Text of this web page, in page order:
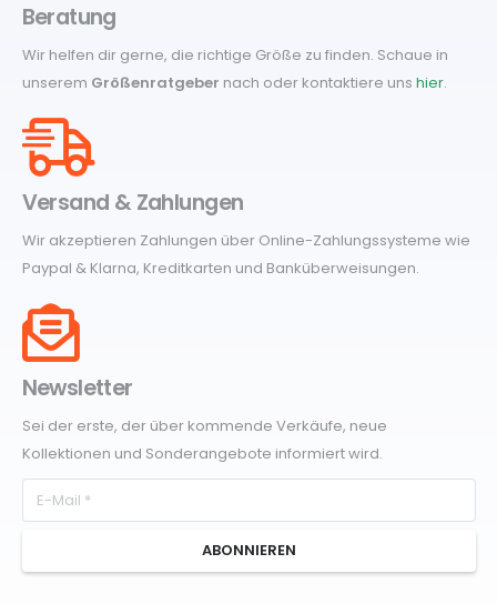
Beratung
Wir helfen dir gerne, die richtige Größe zu finden. Schaue in
unserem Größenratgeber nach oder kontaktiere uns hier.
Versand & Zahlungen
Wir akzeptieren Zahlungen über Online-Zahlungssysteme wie
Paypal & Klarna, Kreditkarten und Banküberweisungen.
Newsletter
Sei der erste, der über kommende Verkäufe, neue
Kollektionen und Sonderangebote informiert wird.
ABONNIEREN